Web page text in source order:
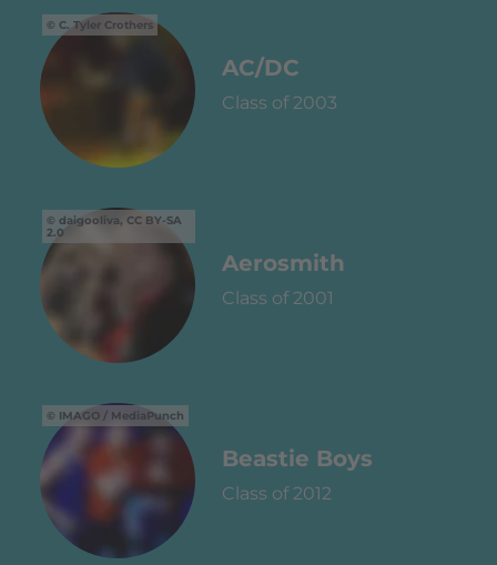
C. Tyler Crothers
AC/DC
Class of 2003
daigooliva, CC BY-SA
2.0
Aerosmith
Class of 2001
IMAGO / MediaPunch
Beastie Boys
Class of 2012